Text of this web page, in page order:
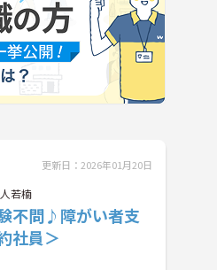
更新日：2026年01月20日
若楠
不問♪障がい者支
社員＞